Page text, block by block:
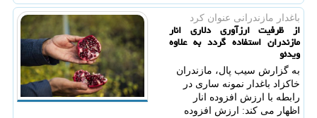
باغدار مازندرانی عنوان كرد
از ظرفیت ارزآوری دلاری انار
مازندران استفاده گردد به علاوه
ویدئو
به گزارش سیب پال، مازندران
خاکزاد باغدار نمونه ساری در
رابطه با ارزش افزوده انار
اظهار می کند: ارزش افزوده